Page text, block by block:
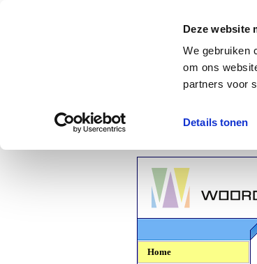
Deze website
We gebruiken
om ons
partners voor
Details tonen
Woordenboek.NU
Home